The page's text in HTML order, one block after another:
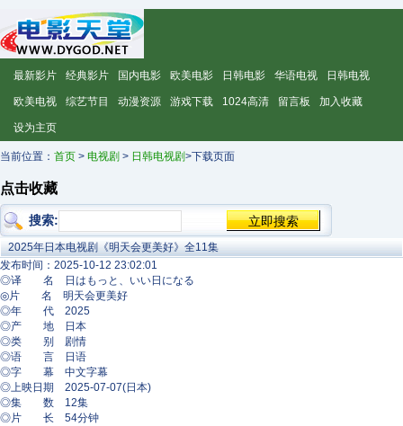
最新影片 经典影片 国内电影 欧美电影 日韩电影 华语电视 日韩电视
欧美电视 综艺节目 动漫资源 游戏下载 1024高清 留言板 加入收藏
设为主页
当前位置： 首页 > 电视剧 > 日韩电视剧>下载页面
点击收藏
搜索:
2025年日本电视剧《明天会更美好》全11集
发布时间：2025-10-12 23:02:01
◎译 名 日はもっと、いい日になる
◎片 名 明天会更美好
◎年 代 2025
◎产 地 日本
◎类 别 剧情
◎语 言 日语
◎字 幕 中文字幕
◎上映日期 2025-07-07(日本)
◎集 数 12集
◎片 长 54分钟